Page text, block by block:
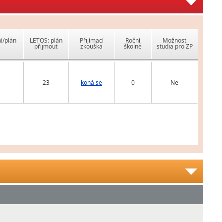
plán LETOS: plán
přijmout
Přijímací
zkouška
Roční
školné
Možnost
studia pro ZP
23 koná se 0 Ne